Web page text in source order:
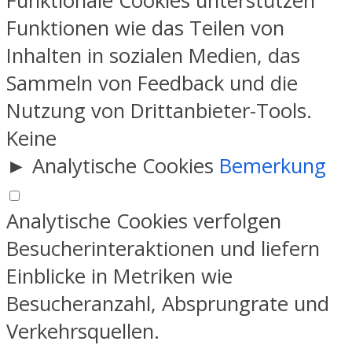
Funktionen wie das Teilen von
Inhalten in sozialen Medien, das
Sammeln von Feedback und die
Nutzung von Drittanbieter-Tools.
Keine
► Analytische Cookies Bemerkung
Analytische Cookies verfolgen
Besucherinteraktionen und liefern
Einblicke in Metriken wie
Besucheranzahl, Absprungrate und
Verkehrsquellen.